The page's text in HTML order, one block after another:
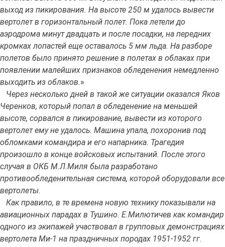
выход из пикирования. На высоте 250 м удалось вывести
вертолет в горизонтальный полет. Пока летели до
аэродрома минут двадцать и после посадки, на передних
кромках лопастей еще оставалось 5 мм льда. На разборе
полетов было принято решение в полетах в облаках при
появлении малейших признаков обледенения немедленно
выходить из облаков.»
Через несколько дней в такой же ситуации оказался Яков
Черенков, который попал в обледенение на меньшей
высоте, сорвался в пикирование, вывести из которого
вертолет ему не удалось. Машина упала, похоронив под
обломками командира и его напарника. Трагедия
произошло в конце войсковых испытаний. После этого
случая в ОКБ М.Л.Миля была разработано
противообледенительная система, которой оборудовали все
вертолеты.
Как правило, в те времена новую технику показывали на
авиационных парадах в Тушино. Е.Милютичев как командир
одного из экипажей участвовал в групповых демонстрациях
вертолета Ми-1 на праздничных породах 1951-1952 гг.